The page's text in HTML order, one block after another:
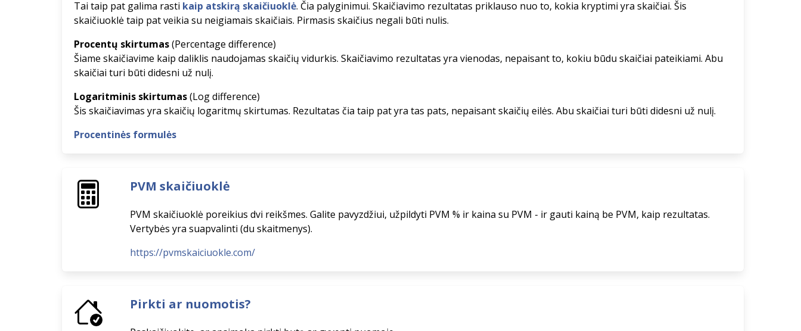
Tai taip pat galima rasti kaip atskirą skaičiuoklė. Čia palyginimui. Skaičiavimo rezultatas priklauso nuo to, kokia kryptimi yra skaičiai. Šis
skaičiuoklė taip pat veikia su neigiamais skaičiais. Pirmasis skaičius negali būti nulis.
Procentų skirtumas(Percentage difference)
Šiame skaičiavime kaip daliklis naudojamas skaičių vidurkis. Skaičiavimo rezultatas yra vienodas, nepaisant to, kokiu būdu skaičiai pateikiami. Abu
skaičiai turi būti didesni už nulį.
Logaritminis skirtumas(Log difference)
Šis skaičiavimas yra skaičių logaritmų skirtumas. Rezultatas čia taip pat yra tas pats, nepaisant skaičių eilės. Abu skaičiai turi būti didesni už nulį.
Procentinės formulės
PVM skaičiuoklė
PVM skaičiuoklė poreikius dvi reikšmes. Galite pavyzdžiui, užpildyti PVM % ir kaina su PVM - ir gauti kainą be PVM, kaip rezultatas.
Vertybės yra suapvalinti (du skaitmenys).
https://pvmskaiciuokle.com/
Pirkti ar nuomotis?